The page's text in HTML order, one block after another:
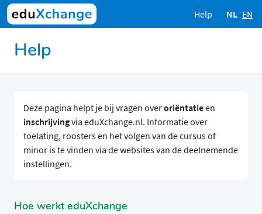
Help NL EN
Help
Deze pagina helpt je bij vragen overoriëntatieen
inschrijvingvia eduXchange.nl. Informatie over
toelating, roosters en het volgen van de cursus of
minor is te vinden via de websites van de deelnemende
instellingen.
Hoe werkt eduXchange